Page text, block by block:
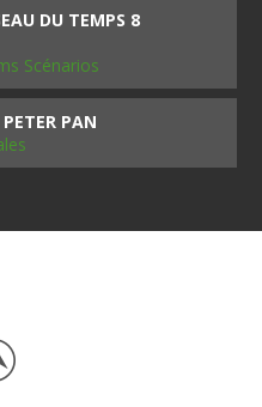
DU TEMPS 8
Scénarios
PAN